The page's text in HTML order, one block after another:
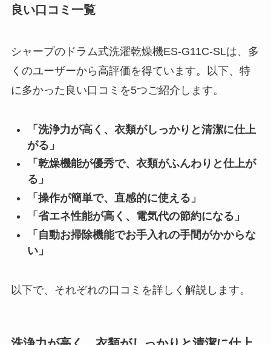
良い口コミ一覧
シャープのドラム式洗濯乾燥機ES-G11C-SLは、多
くのユーザーから高評価を得ています。以下、特
に多かった良い口コミを5つご紹介します。
「洗浄力が高く、衣類がしっかりと清潔に仕上
がる」
「乾燥機能が優秀で、衣類がふんわりと仕上が
る」
「操作が簡単で、直感的に使える」
「省エネ性能が高く、電気代の節約になる」
「自動お掃除機能でお手入れの手間がかからな
い」
以下で、それぞれの口コミを詳しく解説します。